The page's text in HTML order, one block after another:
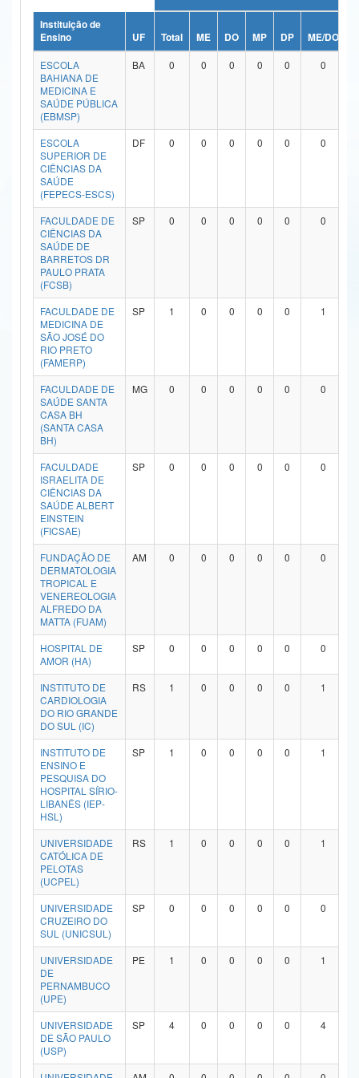
Ministério da Ciência, Tecnologia, Inovações e Comunicações
Ministério do Meio Ambiente
Ministério do Turismo
Ministério do Desenvolvimento Regional
Controladoria-Geral da União
Ministério da Mulher, da Família e dos Direitos Humanos
Secretaria de Governo
Gabinete de Segurança Institucional
Advocacia-Geral da União
Banco Central do Brasil
Instituição de
Ensino
UF Total ME DO MP DP ME/DO
ESCOLA
BAHIANA DE
MEDICINA E
SAÚDE PÚBLICA
(EBMSP)
BA 0 0 0 0 0 0
ESCOLA
SUPERIOR DE
CIÊNCIAS DA
SAÚDE
(FEPECS-ESCS)
DF 0 0 0 0 0 0
FACULDADE DE
CIÊNCIAS DA
SAÚDE DE
BARRETOS DR
PAULO PRATA
(FCSB)
SP 0 0 0 0 0 0
FACULDADE DE
MEDICINA DE
SÃO JOSÉ DO
RIO PRETO
(FAMERP)
SP 1 0 0 0 0 1
FACULDADE DE
SAÚDE SANTA
CASA BH
(SANTA CASA
BH)
MG 0 0 0 0 0 0
FACULDADE
ISRAELITA DE
CIÊNCIAS DA
SAÚDE ALBERT
EINSTEIN
(FICSAE)
SP 0 0 0 0 0 0
FUNDAÇÃO DE
DERMATOLOGIA
TROPICAL E
VENEREOLOGIA
ALFREDO DA
MATTA (FUAM)
AM 0 0 0 0 0 0
HOSPITAL DE
AMOR (HA)
SP 0 0 0 0 0 0
INSTITUTO DE
CARDIOLOGIA
DO RIO GRANDE
DO SUL (IC)
RS 1 0 0 0 0 1
INSTITUTO DE
ENSINO E
PESQUISA DO
HOSPITAL SÍRIO-
LIBANÊS (IEP-
HSL)
SP 1 0 0 0 0 1
UNIVERSIDADE
CATÓLICA DE
PELOTAS
(UCPEL)
RS 1 0 0 0 0 1
UNIVERSIDADE
CRUZEIRO DO
SUL (UNICSUL)
SP 0 0 0 0 0 0
UNIVERSIDADE
DE
PERNAMBUCO
(UPE)
PE 1 0 0 0 0 1
UNIVERSIDADE
DE SÃO PAULO
(USP)
SP 4 0 0 0 0 4